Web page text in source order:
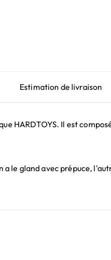
Estimation de livraison
HARDTOYS. Il est
le gland avec prépuce,